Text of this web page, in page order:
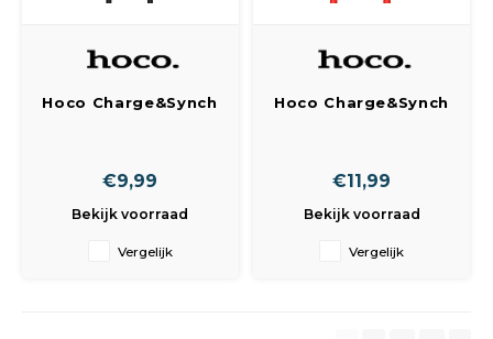
Hoco Charge&Synch
€9,99
Bekijk voorraad
Vergelijk
Hoco Charge&Synch
€11,99
Bekijk voorraad
Vergelijk